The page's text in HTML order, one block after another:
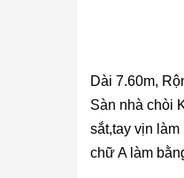
Dài 7.60m,
Sàn nhà chòi
sắt,tay vịn
chữ A làm